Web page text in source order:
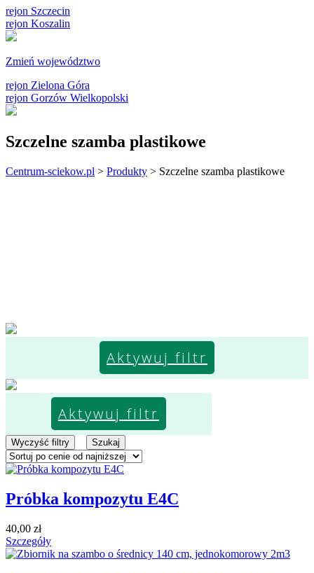
rejon Szczecin
rejon Koszalin
Zmień województwo
rejon Zielona Góra
rejon Gorzów Wielkopolski
Szczelne szamba plastikowe
Centrum-sciekow.pl > Produkty > Szczelne szamba plastikowe
Aktywuj filtr
Aktywuj filtr
Wyczyść filtry Szukaj
Próbka kompozytu E4C
40,00 zł
Szczegóły